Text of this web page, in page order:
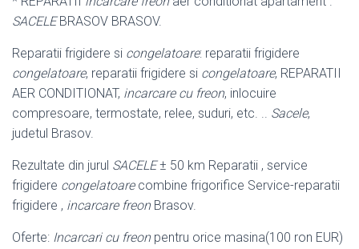
SACELEBRASOV BRASOV.
Reparatii frigidere si congelatoare: reparatii frigidere
congelatoare, reparatii frigidere si congelatoare, REPARATII
AER CONDITIONAT, incarcare cu freon, inlocuire
compresoare, termostate, relee, suduri, etc. .. Sacele,
judetul Brasov.
Rezultate din jurul SACELE± 50 km Reparatii , service
frigidere congelatoarecombine frigorifice Service-reparatii
frigidere , incarcare freonBrasov.
Oferte: Incarcari cu freonpentru orice masina(100 ron EUR)